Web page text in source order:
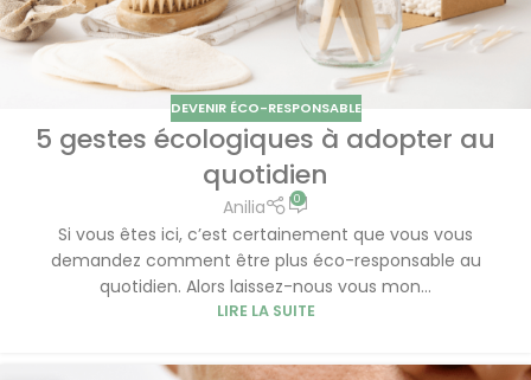
DEVENIR ÉCO-RESPONSABLE
5 gestes écologiques à adopter au
quotidien
Anilia 0
Si vous êtes ici, c’est certainement que vous vous
demandez comment être plus éco-responsable au
quotidien. Alors laissez-nous vous mon...
LIRE LA SUITE